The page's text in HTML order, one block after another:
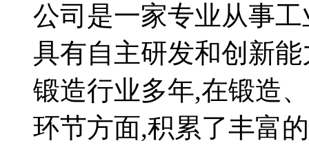
公司是一家专业从事
具有自主研发和创新
锻造行业多年,在锻造
环节方面,积累了丰富